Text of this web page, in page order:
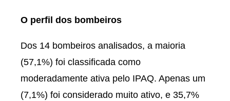
O perfil dos bombeiros
Dos 14 bombeiros analisados, a maioria
(57,1%) foi classificada como
moderadamente ativa pelo IPAQ. Apenas um
(7,1%) foi considerado muito ativo, e 35,7%